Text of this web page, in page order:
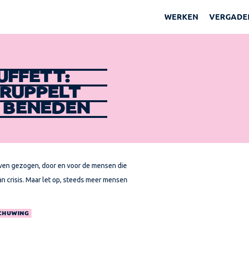
WERKEN
gezogen, door en voor de mensen die
crisis. Maar let op, steeds meer mensen